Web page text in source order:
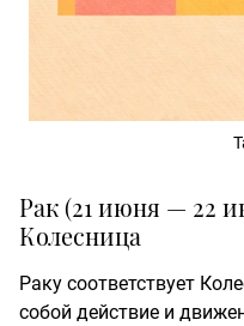
Рак (21 июня — 22
Колесница
Раку соответствует
собой действие и